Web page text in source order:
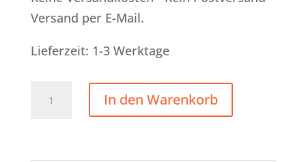
Versand per E-Mail.
Lieferzeit: 1-3 Werktage
Entscheidungshilfe
In den Warenkorb